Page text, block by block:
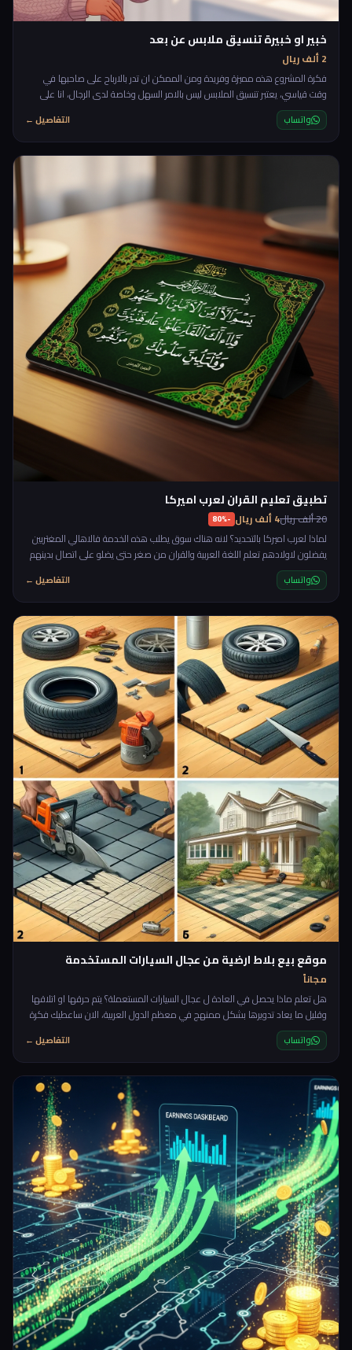
خبير او خبيرة تنسيق ملابس عن بعد
2 ألف ريال
فكرة المشروع هذه مميزة وفريدة ومن الممكن ان تدر بالارباح على صاحبها في
وقت قياسي، يعتبر تنسيق الملابس ليس بالامر السهل وخاصة لدى الرجال، انا على
سبيل المثال بامكاني مساعدتك في اي شيئ بغض النظر هن تعقيده الا انني لم ولن
استطيع ان انسق ملابسي بحيث تكون عصرية وجميلة لذا دائما ما ابحث عن لبسة
جاهزة او اذهب الى صاحب محل لديه ذوق في تنسيق الملابس، ولا شك انني خرجت
من بعض محلات الملابس مثير للسخرية بعد ا
واتساب التفاصيل ←
تطبيق تعليم القران لعرب اميركا
20 ألف ريال 4 ألف ريال -80%
لماذا لعرب اميركا بالتحديد؟ لانه هناك سوق يطلب هذه الخدمة فالاهالي المغتربين
يفضلون لاولادهم تعلم اللغة العربية والقران من صغر حتى يضلو على اتصال بدينهم
وحضارتهم العربية، وهذا ما قاله لي صديق عندما اخبرني انه يريد مكان لتعليم اولاده
القران والعربية عن بعد، واخبرني انه مستعد ان يدفع ٢٥ دولار للساعة. بالنسبة
لخريجي الشريعة والمتمكنين فهذا يعد عمل ممتاز كونه يخدم الدين والمادة في
نفس الوقت.
واتساب التفاصيل ←
موقع بيع بلاط ارضية من عجال السيارات المستخدمة
مجاناً
هل تعلم ماذا يحصل في العادة ل عجال السيارات المستعملة؟ يتم حرقها او اتلاقها
وقليل ما يعاد تدويرها بشكل ممنهج في معظم الدول العربية، الان ساعطيك فكرة
مربحة جدا وانا اضمن لك الطلب عليها لانها عملية جدا حتى في بعض الحالات افضل
من البلاط الحجري العادي خاصة في ارضيات النوادي الرياضية (Gyms) ارضيات
الحدائق وغيرها. الية التنفيذ: سنحتاج فقط الى الجزء العلوي من عجل السيارة سيتم
قطعة بشكل متناسق على طول الع
واتساب التفاصيل ←